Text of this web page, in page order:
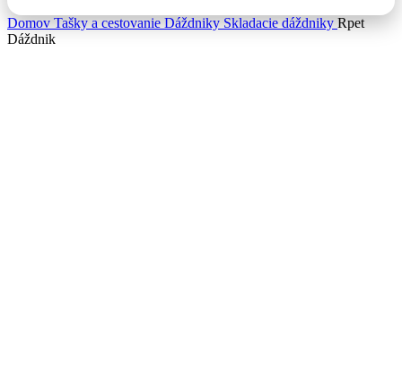
Domov Tašky a cestovanie Dáždniky Skladacie dáždniky Rpet
Dáždnik